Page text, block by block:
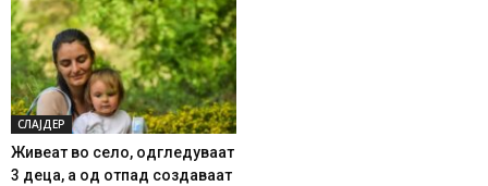
СЛАЈДЕР
Живеат во село, одгледуваат
3 деца, а од отпад создаваат